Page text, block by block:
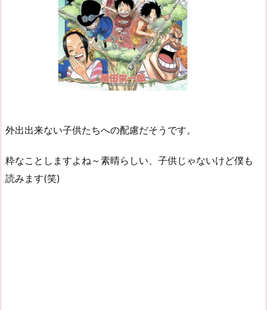
外出出来ない子供たちへの配慮だそうです。
粋なことしますよね～素晴らしい、子供じゃないけど僕も
読みます(笑)